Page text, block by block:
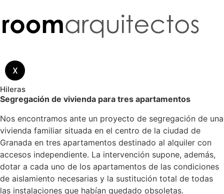
X
Hileras
Segregación de vivienda para tres apartamentos
Nos encontramos ante un proyecto de segregación de una
vivienda familiar situada en el centro de la ciudad de
Granada en tres apartamentos destinado al alquiler con
accesos independiente. La intervención supone, además,
dotar a cada uno de los apartamentos de las condiciones
de aislamiento necesarias y la sustitución total de todas
las instalaciones que habían quedado obsoletas.